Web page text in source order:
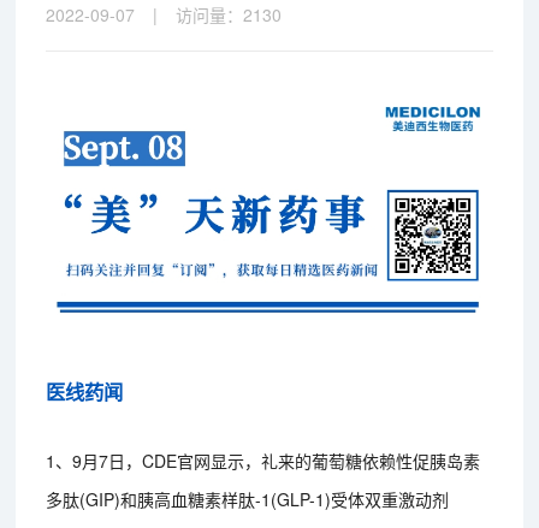
2022-09-07 | 访问量： 2130
医线药闻
1、9月7日，CDE官网显示，礼来的葡萄糖依赖性促胰岛素
多肽(GIP)和胰高血糖素样肽-1(GLP-1)受体双重激动剂